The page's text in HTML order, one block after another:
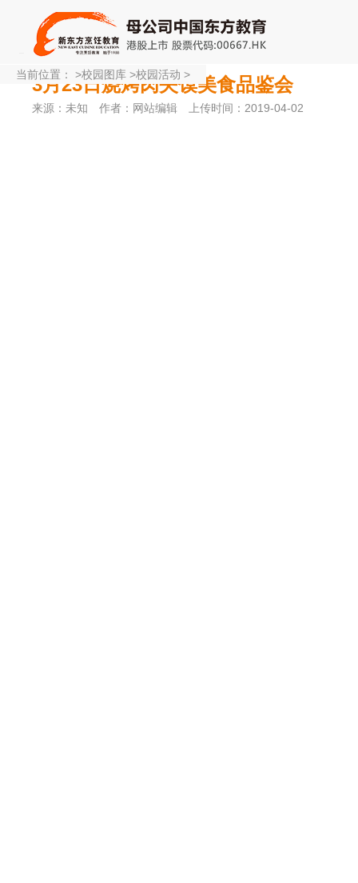
3月23日烧烤肉夹馍美食品鉴会
来源：未知 作者：网站编辑 上传时间：2019-04-02
当前位置： >校园图库 >校园活动 >